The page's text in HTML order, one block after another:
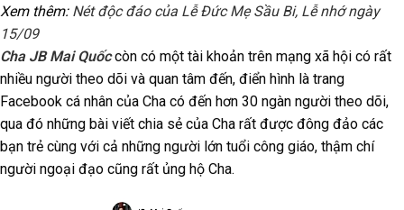
Xem thêm: Nét độc đáo của Lễ Đức Mẹ Sầu Bi, Lễ nhớ ngày
15/09
Cha JB Mai Quốccòn có một tài khoản trên mạng xã hội có rất
nhiều người theo dõi và quan tâm đến, điển hình là trang
Facebook cá nhân của Cha có đến hơn 30 ngàn người theo dõi,
qua đó những bài viết chia sẻ của Cha rất được đông đảo các
bạn trẻ cùng với cả những người lớn tuổi công giáo, thậm chí
người ngoại đạo cũng rất ủng hộ Cha.